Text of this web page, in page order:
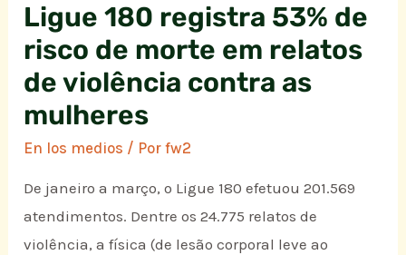
Ligue 180 registra 53% de
risco de morte em relatos
de violência contra as
mulheres
En los medios / Porfw2
De janeiro a março, o Ligue 180 efetuou 201.569
atendimentos. Dentre os 24.775 relatos de
violência, a física (de lesão corporal leve ao